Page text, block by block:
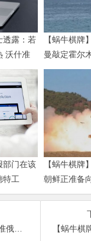
透露：若
沃什准
【蜗牛棋牌
曼敲定霍尔
协议
部门在该
特工
【蜗牛棋牌
朝鲜正准备
迈一步
【蜗牛棋牌】美国波士